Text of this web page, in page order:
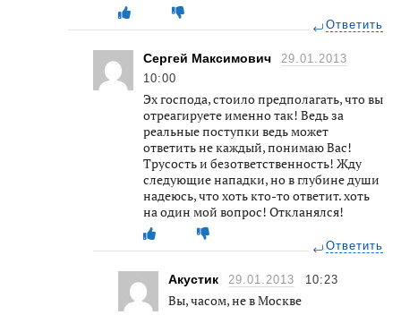
Ответить
Сергей Максимович
29.01.2013
10:00
Эх господа, стоило предполагать, что вы
отреагируете именно так! Ведь за
реальные поступки ведь может
ответить не каждый, понимаю Вас!
Трусость и безответственность! Жду
следующие нападки, но в глубине души
надеюсь, что хоть кто-то ответит. хоть
на один мой вопрос! Откланялся!
Ответить
Акустик 29.01.2013 10:23
Вы, часом, не в Москве